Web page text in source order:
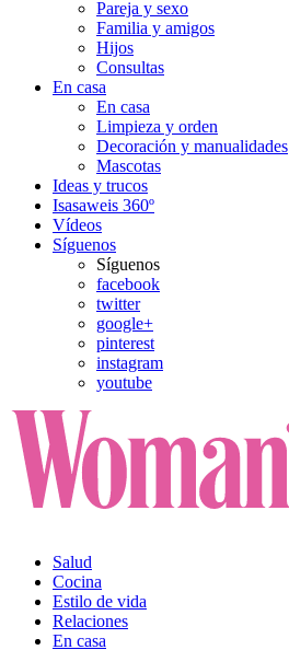
Pareja y sexo
Familia y amigos
Hijos
Consultas
En casa
En casa
Limpieza y orden
Decoración y manualidades
Mascotas
Ideas y trucos
Isasaweis 360º
Vídeos
Síguenos
Síguenos
facebook
twitter
google+
pinterest
instagram
youtube
Salud
Cocina
Estilo de vida
Relaciones
En casa